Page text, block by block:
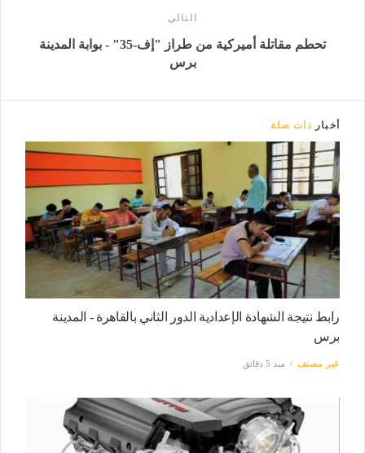
التالى
تحطم مقاتلة أميركية من طراز "إف-35" - بوابة المدينة
برس
أخبار ذات صلة
رابط نتيجة الشهادة الإعدادية الدور الثاني بالقاهرة - المدينة
برس
غير مصنف منذ 5 دقائق